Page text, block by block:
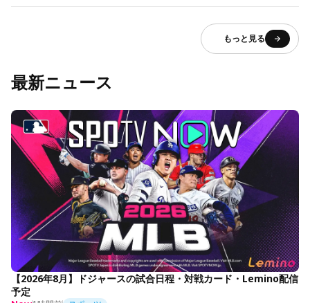
もっと見る
最新ニュース
【2026年8月】ドジャースの試合日程・対戦カード・Lemino配信
予定